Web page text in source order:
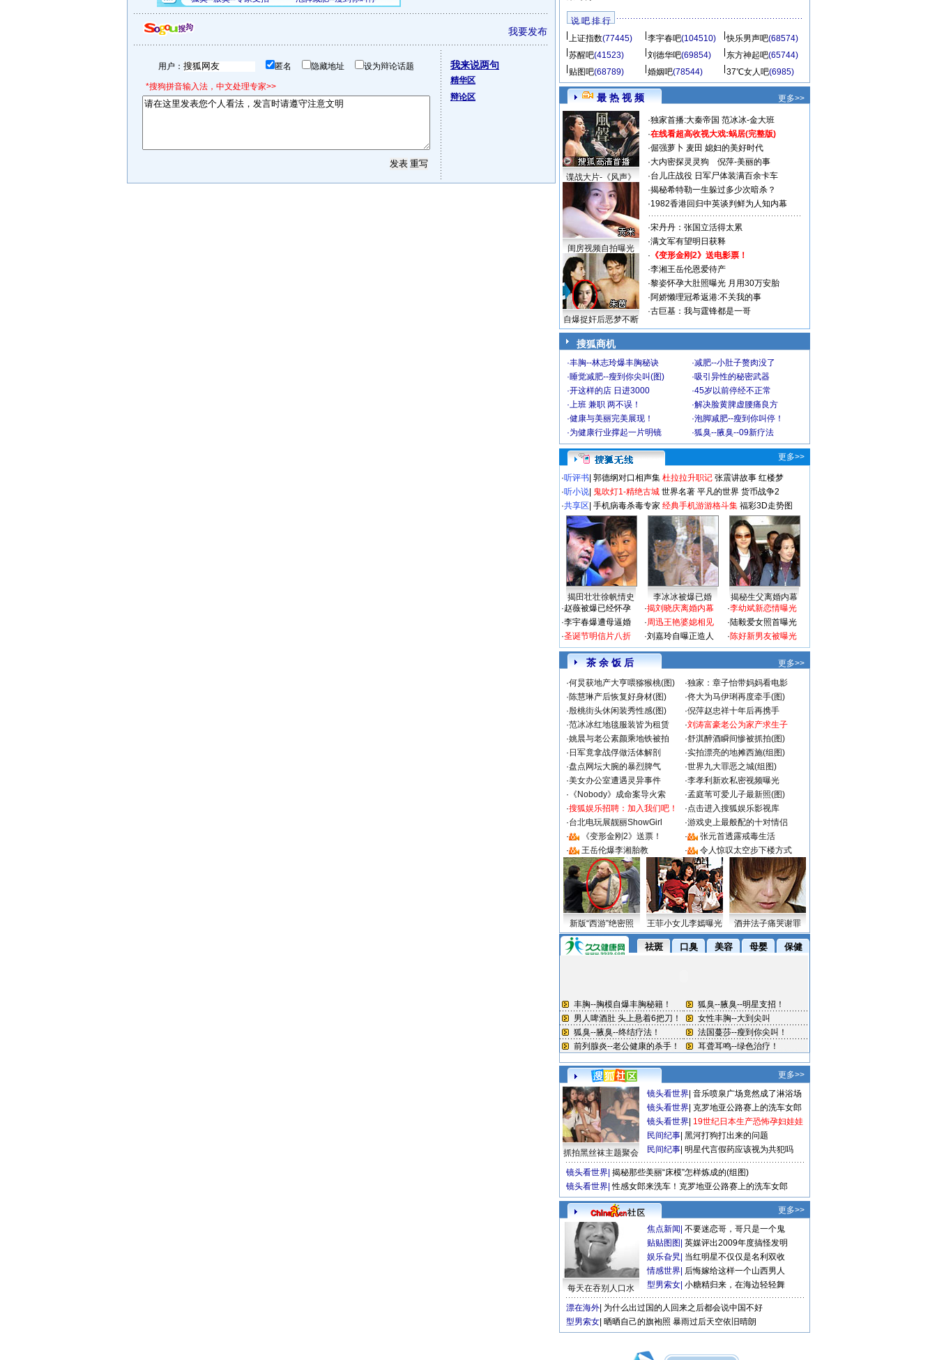
我要发布
用户： 匿名 隐藏地址 设为辩论话题
*搜狗拼音输入法，中文处理专家>>
我来说两句
精华区
辩论区
说 吧 排 行
上证指数(77445) 李宇春吧(104510) 快乐男声吧(68574)
苏醒吧(41523) 刘德华吧(69854) 东方神起吧(65744)
贴图吧(68789) 婚姻吧(78544) 37℃女人吧(6985)
最 热 视 频 更多>>
谍战大片-《风声》
闺房视频自拍曝光
自爆捉奸后恶梦不断
·独家首播:大秦帝国 范冰冰-金大班
·在线看超高收视大戏:蜗居(完整版)
·倔强萝卜 麦田 媳妇的美好时代
·大内密探灵灵狗
倪萍-美丽的事
·台儿庄战役 日军尸体装满百余卡车
·揭秘希特勒一生躲过多少次暗杀？
·1982香港回归中英谈判鲜为人知内幕
·宋丹丹：张国立活得太累
·满文军有望明日获释
· 《变形金刚2》送电影票！
·李湘王岳伦恩爱待产
·黎姿怀孕大肚照曝光 月用30万安胎
·阿娇懒理冠希返港:不关我的事
·古巨基：我与霆锋都是一哥
搜狐商机
·丰胸--林志玲爆丰胸秘诀 ·减肥--小肚子赘肉没了
·睡觉减肥--瘦到你尖叫(图) ·吸引异性的秘密武器
·开这样的店 日进3000 ·45岁以前停经不正常
·上班 兼职 两不误！ ·解决脸黄脾虚腰痛良方
·健康与美丽完美展现！ ·泡脚减肥--瘦到你叫停！
·为健康行业撑起一片明镜 ·狐臭--腋臭--09新疗法
更多>>
·听评书 郭德纲对口相声集 杜拉拉升职记 张震讲故事 红楼梦
·听小说 鬼吹灯1-精绝古城 世界名著 平凡的世界 货币战争2
·共享区 手机病毒杀毒专家 经典手机游游格斗集 福彩3D走势图
揭田壮壮徐帆情史 李冰冰被爆已婚
揭秘生父离婚内幕
·赵薇被爆已经怀孕
·李宇春爆遭母逼婚
·圣诞节明信片八折
·揭刘晓庆离婚内幕
·周迅王艳婆媳相见
·刘嘉玲自曝正造人
·李幼斌新恋情曝光
·陆毅爱女照首曝光
·陈好新男友被曝光
茶 余 饭 后
更多>>
·何炅获地产大亨喂猕猴桃(图) ·独家：章子怡带妈妈看电影
·陈慧琳产后恢复好身材(图) ·佟大为马伊琍再度牵手(图)
·殷桃街头休闲装秀性感(图) ·倪萍赵忠祥十年后再携手
·范冰冰红地毯服装皆为租赁 ·刘涛富豪老公为家产求生子
·姚晨与老公素颜乘地铁被拍 ·舒淇醉酒瞬间惨被抓拍(图)
· 日军竟拿战俘做活体解剖 ·实拍漂亮的地摊西施(组图)
·盘点网坛大腕的暴烈脾气 ·世界九大罪恶之城(组图)
·美女办公室遭遇灵异事件 ·李孝利新欢私密视频曝光
· 《Nobody》成命案导火索 ·孟庭苇可爱儿子最新照(图)
·搜狐娱乐招聘：加入我们吧！ ·点击进入搜狐娱乐影视库
·台北电玩展靓丽ShowGirl ·游戏史上最般配的十对情侣
·
《变形金刚2》送票！ ·
张元首透露戒毒生活
·
王岳伦爆李湘胎教 · 令人惊叹太空步下楼方式
新版“西游”绝密照 王菲小女儿李嫣曝光 酒井法子痛哭谢罪
更多>>
抓拍黑丝袜主题聚会
镜头看世界 音乐喷泉广场竟然成了淋浴场
镜头看世界 克罗地亚公路赛上的洗车女郎
镜头看世界 19世纪日本生产恐怖孕妇娃娃
民间纪事 黑河打狗打出来的问题
民间纪事 明星代言假药应该视为共犯吗
镜头看世界 揭秘那些美丽“床模”怎样炼成的(组图)
镜头看世界 性感女郎来洗车！克罗地亚公路赛上的洗车女郎
更多>>
每天在吞别人口水
焦点新闻 不要迷恋哥，哥只是一个鬼
贴贴图图 英媒评出2009年度搞怪发明
娱乐旮旯 当红明星不仅仅是名利双收
情感世界 后悔嫁给这样一个山西男人
型男索女 小糖精归来，在海边轻轻舞
漂在海外 为什么出过国的人回来之后都会说中国不好
型男索女 晒晒自己的旗袍照 暴雨过后天空依旧晴朗